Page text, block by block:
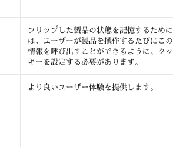
フリップした製品の状態を記憶するために
は、ユーザーが製品を操作するたびにこの
情報を呼び出すことができるように、クッ
キーを設定する必要があります。
より良いユーザー体験を提供します。